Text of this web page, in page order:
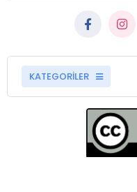
KATEGORİLER